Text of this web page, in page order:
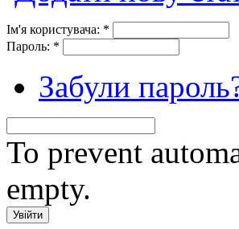
Ім'я користувача: *
Пароль: *
Забули
To prevent
empty.